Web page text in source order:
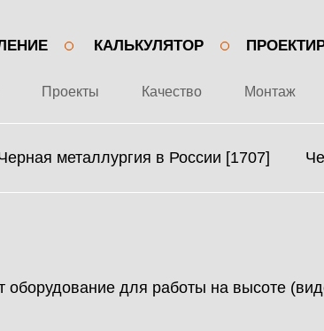
КАЛЬКУЛЯТОР
Проекты Качество Монтаж
О
металлургия в России [1707]